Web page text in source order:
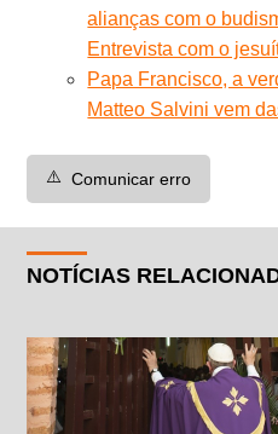
alianças com o
Entrevista com o
Papa Francisco, a
Matteo Salvini vem
⚠️ Comunicar erro
NOTÍCIAS